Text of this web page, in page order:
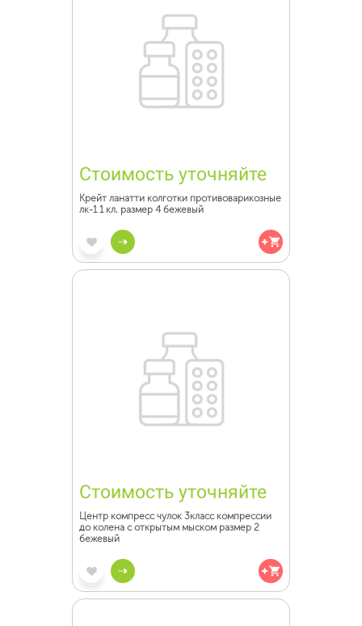
Стоимость уточняйте
Крейт ланатти колготки противоварикозные
лк-1 1 кл. размер 4 бежевый
Стоимость уточняйте
Центр компресс чулок 3класс компрессии
до колена с открытым мыском размер 2
бежевый